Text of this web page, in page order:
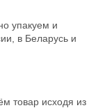
упакуем и
в Беларусь и
товар исходя из